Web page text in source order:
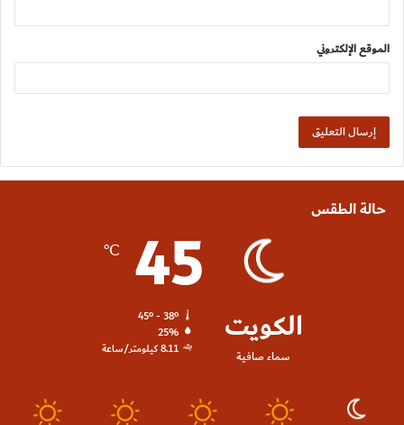
الموقع الإلكتروني
حالة الطقس
الكويت
سماء صافية
45
℃
45º - 38º
25%
8.11 كيلومتر/ساعة